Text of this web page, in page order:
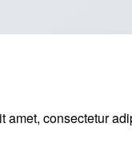
amet, consectetur